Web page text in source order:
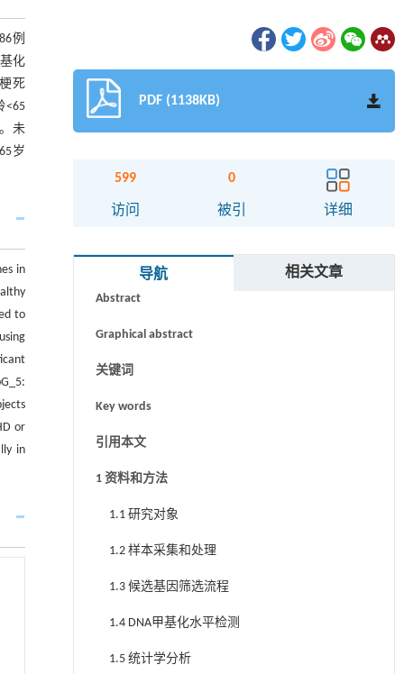
例
化
死
<65
未
岁
in
to
or
in
PDF (1138KB)
599
访问
0
被引 详细
导航 相关文章
Abstract
Graphical abstract
关键词
Key words
引用本文
1 资料和方法
1.1 研究对象
1.2 样本采集和处理
1.3 候选基因筛选流程
1.4 DNA甲基化水平检测
1.5 统计学分析